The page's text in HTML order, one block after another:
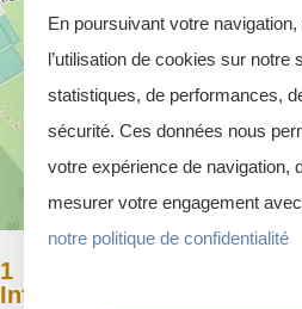
1
Informations de parcours 1
En poursuivant votre
l’utilisation de cookies sur notre
statistiques, de performances,
sécurité. Ces données nous
votre expérience de navigation,
mesurer votre engagement
notre politique de confidentialité